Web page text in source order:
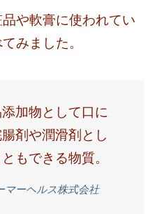
や軟膏に使われてい
みました。
加物として口に
剤や潤滑剤とし
もできる物質。
マーヘルス株式会社